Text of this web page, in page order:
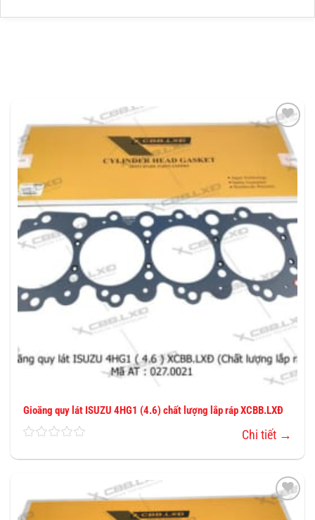
THÍCH
Gioăng quy lát ISUZU 4HG1 (4.6) chất lượng lắp ráp XCBB.LXĐ
Chi tiết →